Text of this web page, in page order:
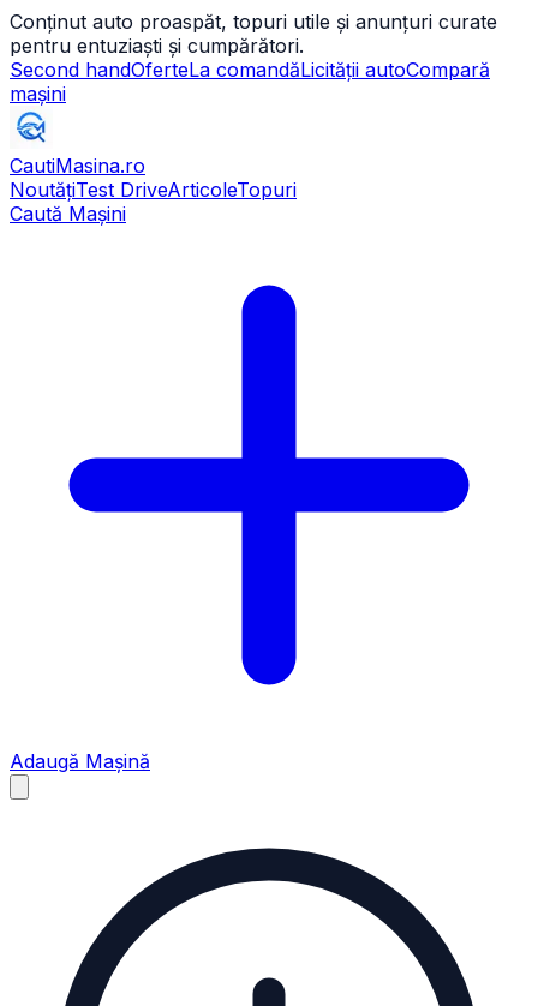
Conținut auto proaspăt, topuri utile și anunțuri curate
pentru entuziaști și cumpărători.
Second handOferteLa comandăLicității autoCompară
mașini
CautiMasina.ro
NoutățiTest DriveArticoleTopuri
Caută Mașini
Adaugă Mașină